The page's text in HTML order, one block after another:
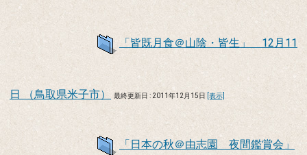
「皆既月食＠山陰・皆生」 12月11
日 （鳥取県米子市） 最終更新日 : 2011年12月15日 [表示]
「日本の秋＠由志園 夜間鑑賞会」